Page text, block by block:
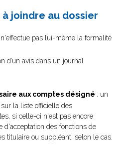
joindre au dossier
pas lui-même la formalité
d’un avis dans un journal
aux comptes désigné : un
la liste officielle des
si celle-ci n'est pas encore
d'acceptation des fonctions de
titulaire ou suppléant, selon le cas.